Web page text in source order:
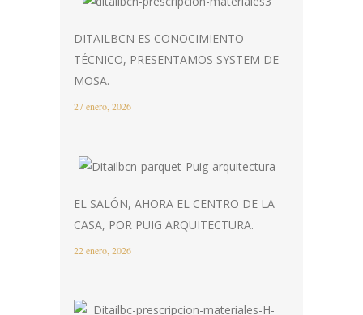
DITAILBCN ES CONOCIMIENTO
TÉCNICO, PRESENTAMOS SYSTEM DE
MOSA.
27 enero, 2026
EL SALÓN, AHORA EL CENTRO DE LA
CASA, POR PUIG ARQUITECTURA.
22 enero, 2026